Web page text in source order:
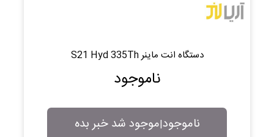
دستگاه انت ماینر S21 Hyd 335Th
ناموجود
ناموجود|موجود شد خبر بده